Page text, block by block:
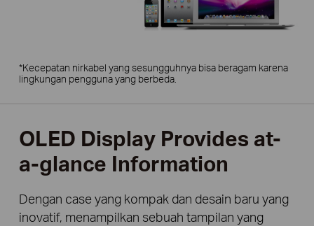
*Kecepatan nirkabel yang sesungguhnya bisa beragam karena
lingkungan pengguna yang berbeda.
OLED Display Provides at-
a-glance Information
Dengan case yang kompak dan desain baru yang
inovatif, menampilkan sebuah tampilan yang